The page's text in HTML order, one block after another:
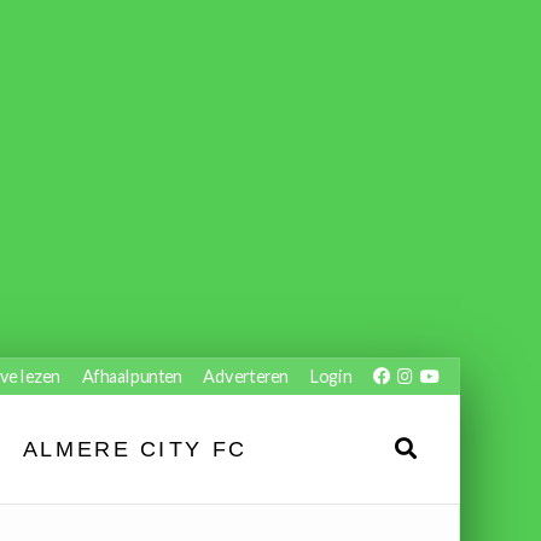
lezen Afhaalpunten Adverteren Login
ALMERE CITY FC